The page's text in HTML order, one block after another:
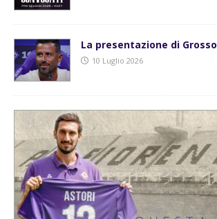
La presentazione di Grosso
10 Luglio 2026